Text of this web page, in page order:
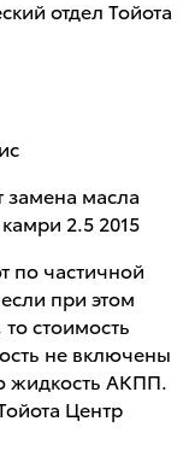
отдел Тойота
замена масла
2.5 2015
по частичной
при этом
стоимость
не включены
жидкость АКПП.
Центр